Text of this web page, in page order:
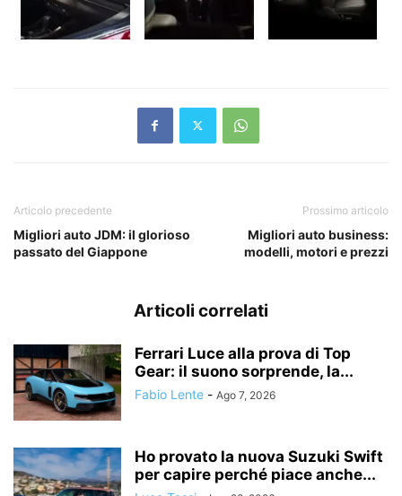
Articolo precedente
Migliori auto JDM: il glorioso
passato del Giappone
Prossimo articolo
Migliori auto business:
modelli, motori e prezzi
Articoli correlati
Ferrari Luce alla prova di Top
Gear: il suono sorprende, la...
Fabio Lente - Ago 7, 2026
Ho provato la nuova Suzuki Swift
per capire perché piace anche...